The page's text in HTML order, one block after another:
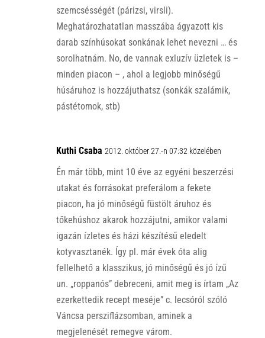
szemcsésségét (párizsi, virsli).
Meghatározhatatlan masszába ágyazott kis
darab színhúsokat sonkának lehet nevezni … és
sorolhatnám. No, de vannak exluzív üzletek is –
minden piacon – , ahol a legjobb minőségű
húsáruhoz is hozzájuthatsz (sonkák szalámik,
pástétomok, stb)
Kuthi Csaba 2012. október 27.-n 07:32 közelében
Én már több, mint 10 éve az egyéni beszerzési
utakat és forrásokat preferálom a fekete
piacon, ha jó minőségű füstölt áruhoz és
tőkehúshoz akarok hozzájutni, amikor valami
igazán ízletes és házi készítésű eledelt
kotyvasztanék. Így pl. már évek óta alig
fellelhető a klasszikus, jó minőségű és jó ízű
un. „roppanós” debreceni, amit meg is írtam „Az
ezerkettedik recept meséje” c. lecsóról szóló
Váncsa persziflázsomban, aminek a
megjelenését remegve várom.